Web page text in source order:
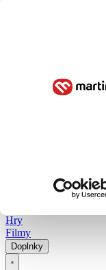
Hry
Filmy
Doplnky